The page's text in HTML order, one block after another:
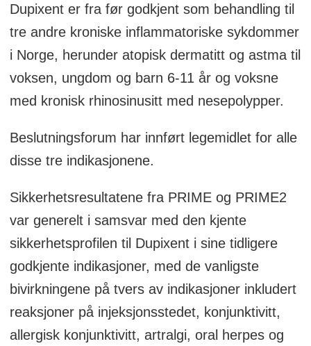
Dupixent er fra før godkjent som behandling til
tre andre kroniske inflammatoriske sykdommer
i Norge, herunder atopisk dermatitt og astma til
voksen, ungdom og barn 6-11 år og voksne
med kronisk rhinosinusitt med nesepolypper.
Beslutningsforum har innført legemidlet for alle
disse tre indikasjonene.
Sikkerhetsresultatene fra PRIME og PRIME2
var generelt i samsvar med den kjente
sikkerhetsprofilen til Dupixent i sine tidligere
godkjente indikasjoner, med de vanligste
bivirkningene på tvers av indikasjoner inkludert
reaksjoner på injeksjonsstedet, konjunktivitt,
allergisk konjunktivitt, artralgi, oral herpes og